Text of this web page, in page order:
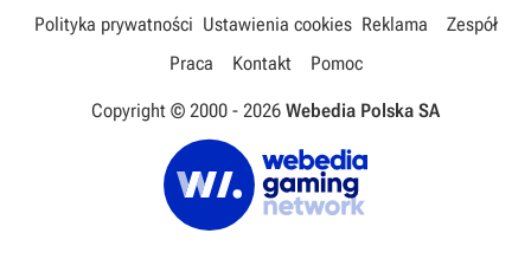
Polityka prywatności Ustawienia cookies Reklama
Zespół
Praca
Kontakt Pomoc
Copyright © 2000 - 2026 Webedia Polska SA